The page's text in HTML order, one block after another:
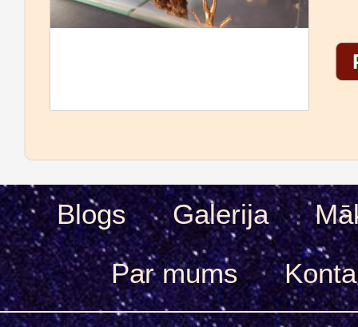
Blogs Galerija
Par mums